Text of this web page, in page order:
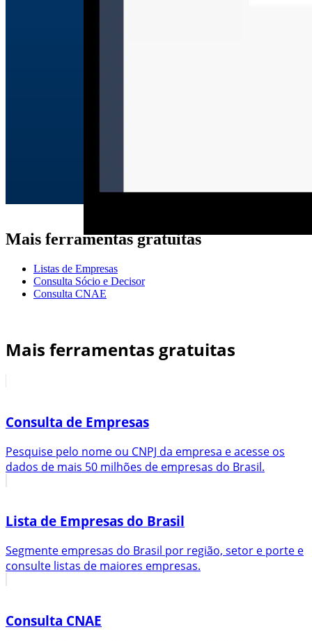
Mais ferramentas gratuitas
Listas de Empresas
Consulta Sócio e Decisor
Consulta CNAE
Mais ferramentas gratuitas
Consulta de Empresas
Pesquise pelo nome ou CNPJ da empresa e acesse os
dados de mais 50 milhões de empresas do Brasil.
Lista de Empresas do Brasil
Segmente empresas do Brasil por região, setor e porte e
consulte listas de maiores empresas.
Consulta CNAE